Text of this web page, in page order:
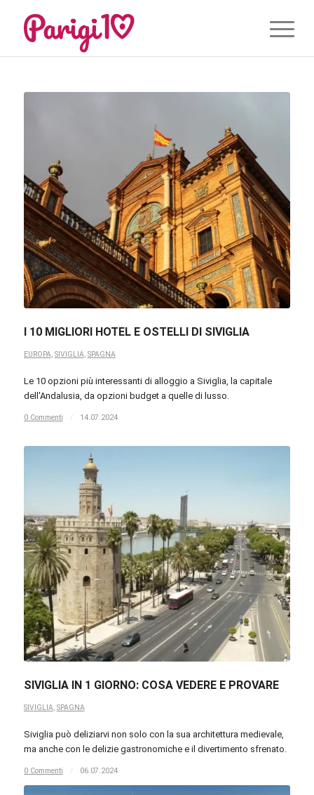
I 10 MIGLIORI HOTEL E OSTELLI DI SIVIGLIA
EUROPA, SIVIGLIA, SPAGNA
Le 10 opzioni più interessanti di alloggio a Siviglia, la capitale
dell'Andalusia, da opzioni budget a quelle di lusso.
0 Commenti / 14.07.2024
SIVIGLIA IN 1 GIORNO: COSA VEDERE E PROVARE
SIVIGLIA, SPAGNA
Siviglia può deliziarvi non solo con la sua architettura medievale,
ma anche con le delizie gastronomiche e il divertimento sfrenato.
0 Commenti / 06.07.2024